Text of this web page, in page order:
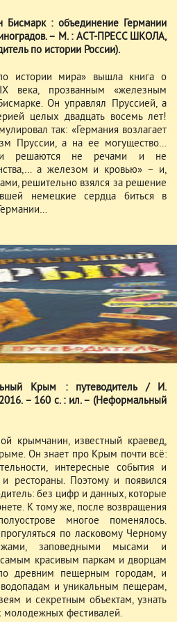
Бисмарк : объединение Германии
– М. : АСТ-ПРЕСС ШКОЛА,
по истории России).
истории мира» вышла книга о
века, прозванным «железным
Он управлял Пруссией, а
целых двадцать восемь лет!
так: «Германия возлагает
Пруссии, а на ее могущество…
решаются не речами и не
а железом и кровью» – и,
решительно взялся за решение
немецкие сердца биться в
Крым : путеводитель / И.
– 160 с. : ил. – (Неформальный
крымчанин, известный краевед,
Он знает про Крым почти всё:
интересные события и
рестораны. Поэтому и появился
без цифр и данных, которые
К тому же, после возвращения
многое поменялось.
по ласковому Черному
заповедными мысами и
красивым паркам и дворцам
древним пещерным городам, и
водопадам и уникальным пещерам,
и секретным объектам, узнать
молодежных фестивалей.